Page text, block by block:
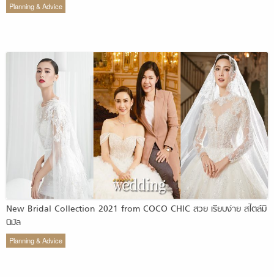
Planning & Advice
New Bridal Collection 2021 from COCO CHIC สวย เรียบง่าย สไตล์มิ
นิมัล
Planning & Advice